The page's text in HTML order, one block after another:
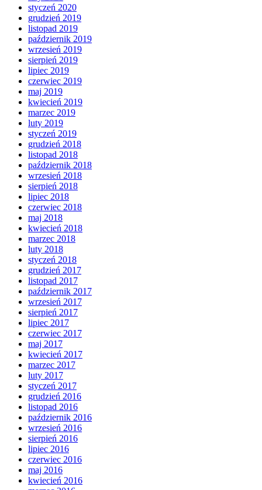
styczeń 2020
grudzień 2019
listopad 2019
październik 2019
wrzesień 2019
sierpień 2019
lipiec 2019
czerwiec 2019
maj 2019
kwiecień 2019
marzec 2019
luty 2019
styczeń 2019
grudzień 2018
listopad 2018
październik 2018
wrzesień 2018
sierpień 2018
lipiec 2018
czerwiec 2018
maj 2018
kwiecień 2018
marzec 2018
luty 2018
styczeń 2018
grudzień 2017
listopad 2017
październik 2017
wrzesień 2017
sierpień 2017
lipiec 2017
czerwiec 2017
maj 2017
kwiecień 2017
marzec 2017
luty 2017
styczeń 2017
grudzień 2016
listopad 2016
październik 2016
wrzesień 2016
sierpień 2016
lipiec 2016
czerwiec 2016
maj 2016
kwiecień 2016